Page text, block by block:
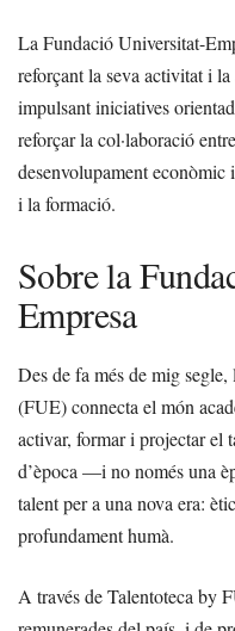
La Fundació Universitat-
reforçant la seva activitat i
impulsant iniciatives
reforçar la col·laboració
desenvolupament
i la formació.
Sobre la
Empresa
Des de fa més de mig
(FUE) connecta el món
activar, formar i projectar el
d’època —i no només una
talent per a una nova era:
profundament humà.
A través de Talentoteca by